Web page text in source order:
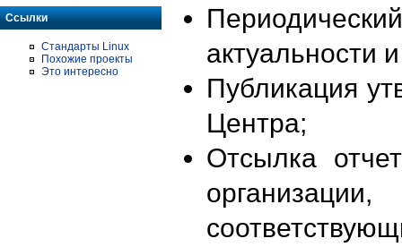
Ссылки
Стандарты Linux
Похожие проекты
Это интересно
актуальности
Публикация
Центра;
Отсылка